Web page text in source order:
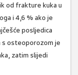
od frakture kuka u
i 4,6 % ako je
posljedica
s osteoporozom je
zatim slijedi